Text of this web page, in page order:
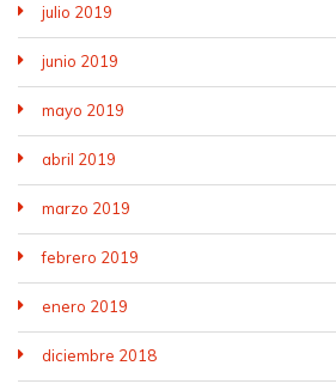
julio 2019
junio 2019
mayo 2019
abril 2019
marzo 2019
febrero 2019
enero 2019
diciembre 2018